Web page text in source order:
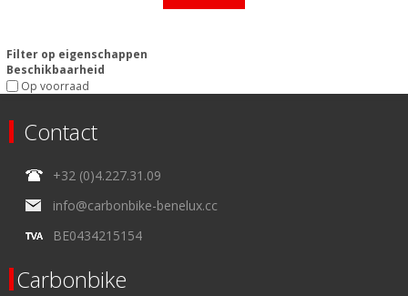
Filter op eigenschappen
Beschikbaarheid
Op voorraad
Contact
+32 (0)4.227.31.09
info@carbonbike-benelux.cc
BE0434215154
Carbonbike